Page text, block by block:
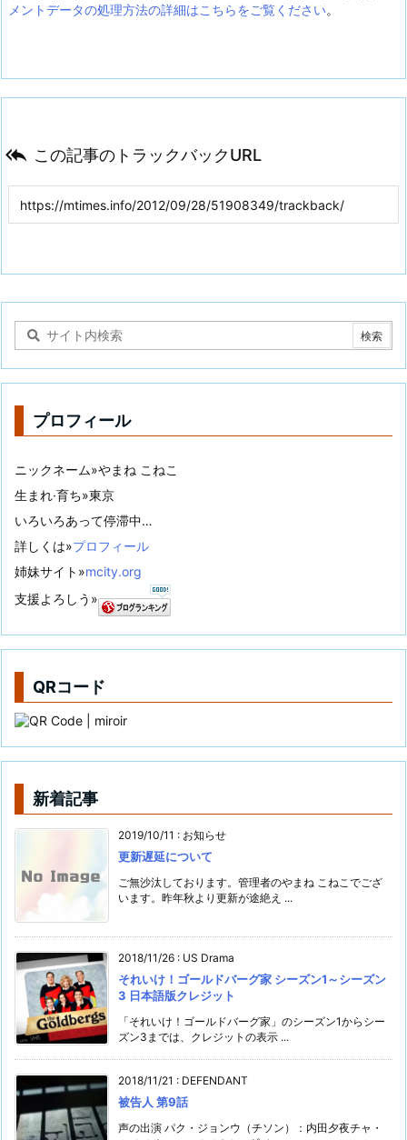
メントデータの処理方法の詳細はこちらをご覧ください。
 この記事のトラックバックURL
プロフィール
ニックネーム»やまね こねこ
生まれ·育ち»東京
いろいろあって停滞中…
詳しくは»プロフィール
姉妹サイト»mcity.org
支援よろしう»
QRコード
新着記事
2019/10/11 : お知らせ
更新遅延について
ご無沙汰しております。管理者のやまね こねこでござ
います。昨年秋より更新が途絶え ...
2018/11/26 : US Drama
それいけ！ゴールドバーグ家 シーズン1～シーズン
3 日本語版クレジット
「それいけ！ゴールドバーグ家」のシーズン1からシー
ズン3までは、クレジットの表示 ...
2018/11/21 : DEFENDANT
被告人 第9話
声の出演 パク・ジョンウ（チソン）：内田夕夜チャ・